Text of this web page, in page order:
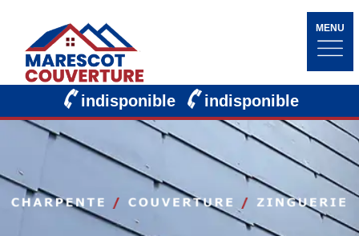
MENU
indisponible indisponible